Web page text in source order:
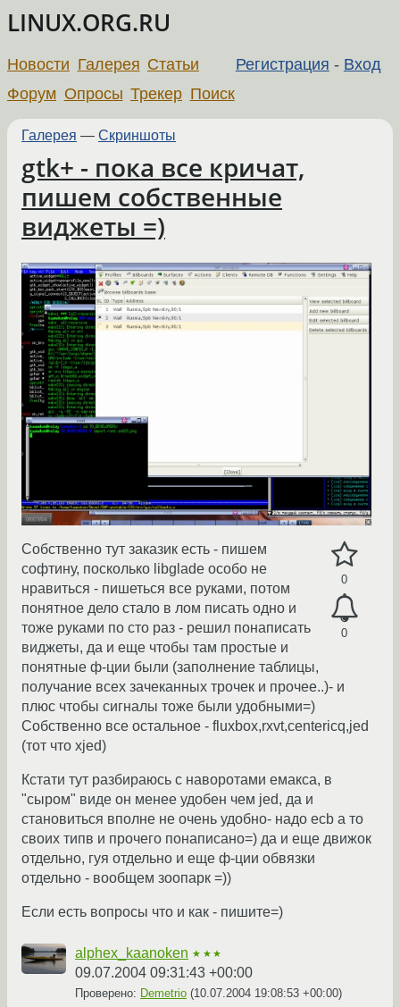
LINUX.ORG.RU
Регистрация - Вход
Новости Галерея Статьи
Форум Опросы Трекер Поиск
Галерея — Скриншоты
gtk+ - пока все кричат,
пишем собственные
виджеты =)
0
0
Собственно тут заказик есть - пишем
софтину, посколько libglade особо не
нравиться - пишеться все руками, потом
понятное дело стало в лом писать одно и
тоже руками по сто раз - решил понаписать
виджеты, да и еще чтобы там простые и
понятные ф-ции были (заполнение таблицы,
получание всех зачеканных трочек и прочее..)- и
плюс чтобы сигналы тоже были удобными=)
Собственно все остальное - fluxbox,rxvt,centericq,jed
(тот что xjed)
Кстати тут разбираюсь с наворотами емакса, в
"сыром" виде он менее удобен чем jed, да и
становиться вполне не очень удобно- надо ecb а то
своих типв и прочего понаписано=) да и еще движок
отдельно, гуя отдельно и еще ф-ции обвязки
отдельно - вообщем зоопарк =))
Если есть вопросы что и как - пишите=)
alphex_kaanoken ★★★
09.07.2004 09:31:43 +00:00
Проверено: Demetrio (10.07.2004 19:08:53 +00:00)